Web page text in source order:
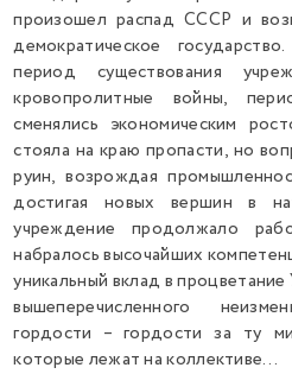
произошел распад СССР и
демократическое
период существования
кровопролитные войны,
сменялись экономическим
стояла на краю пропасти, но
руин, возрождая
достигая новых вершин в
учреждение продолжало
набралось высочайших
уникальный вклад в
вышеперечисленного
гордости – гордости за ту
которые лежат на коллективе…